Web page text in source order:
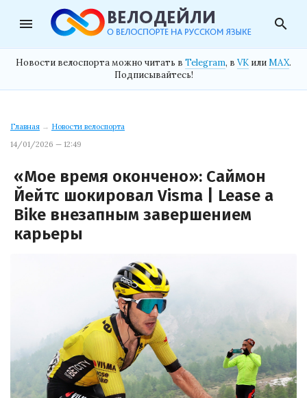
menu search
Новости велоспорта можно читать в Telegram, в VK илиMAX.
Подписывайтесь!
Главная → Новости велоспорта
14/01/2026 — 12:49
«Мое время окончено»: Саймон
Йейтс шокировал Visma | Lease a
Bike внезапным завершением
карьеры